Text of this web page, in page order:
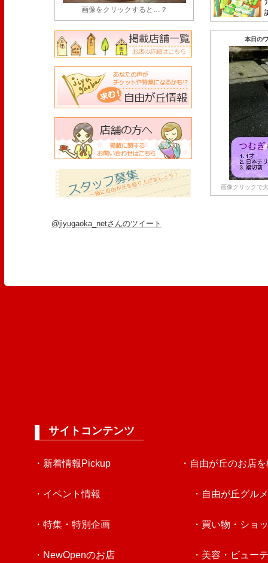
画像をクリックすると…？
本日の
画像クリックで
@jiyugaoka_netさんのツイート
サイトコンテンツ
・新着情報Pickup
・イベント情報
・特集・特別企画
・NewOpenのお店
・自由が丘のお店
・自由が丘グルメ
・買い物・ショ
・美容・ビュー